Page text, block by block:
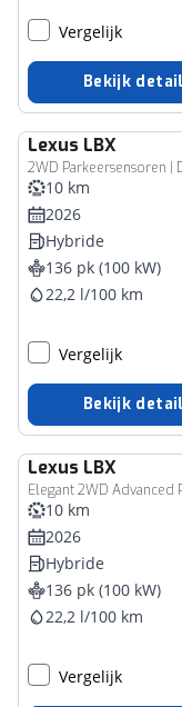
Vergelijk
Bekijk
Lexus LBX
2WD Parkeersensoren
10 km
2026
Hybride
136 pk (100 kW)
22,2 l/100 km
Vergelijk
Bekijk
Lexus LBX
Elegant 2WD Advanced
10 km
2026
Hybride
136 pk (100 kW)
22,2 l/100 km
Vergelijk